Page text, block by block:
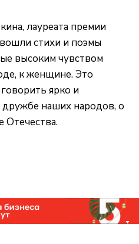
лауреата премии
стихи и поэмы
высоким чувством
к женщине. Это
ярко и
наших народов, о
Отечества.